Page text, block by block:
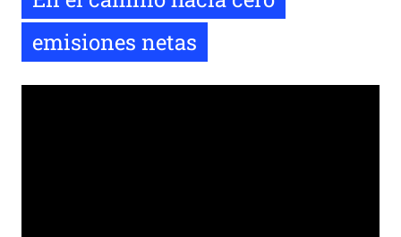
emisiones netas